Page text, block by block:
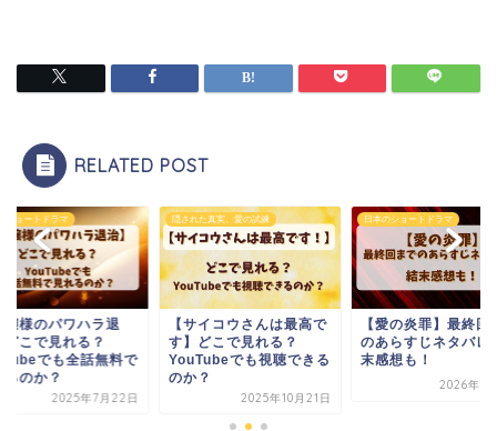
RELATED POST
た真実、愛の試練
イコウさんは最高で
どこで見れる？
でも視聴できる
？
2025年10月21日
日本のショートドラマ
【愛の炎罪】最終回まで
のあらすじネタバレ！結
末感想も！
日本のショートドラマ
【お嬢様のパワハラ
治】どこで見れる？
YouTubeでも全話無
見れるのか？